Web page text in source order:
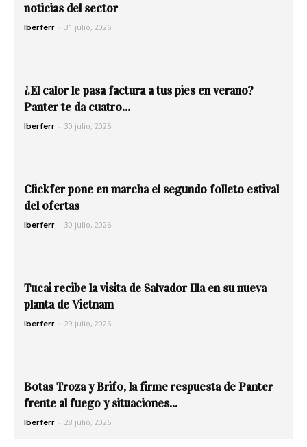
noticias del sector
Iberferr - 31 julio, 2026
¿El calor le pasa factura a tus pies en verano?
Panter te da cuatro...
Iberferr - 30 julio, 2026
Clickfer pone en marcha el segundo folleto estival
del ofertas
Iberferr - 30 julio, 2026
Tucai recibe la visita de Salvador Illa en su nueva
planta de Vietnam
Iberferr - 29 julio, 2026
Botas Troza y Brifo, la firme respuesta de Panter
frente al fuego y situaciones...
Iberferr - 28 julio, 2026